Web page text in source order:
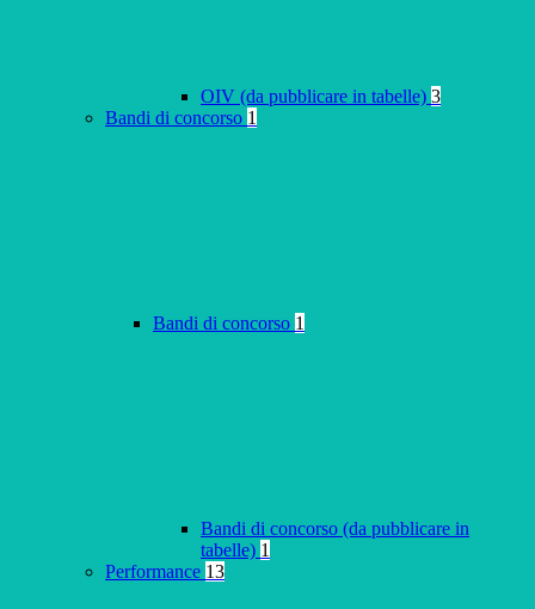
OIV (da pubblicare in tabelle) 3
Bandi di concorso 1
Bandi di concorso 1
Bandi di concorso (da pubblicare in
tabelle) 1
Performance 13